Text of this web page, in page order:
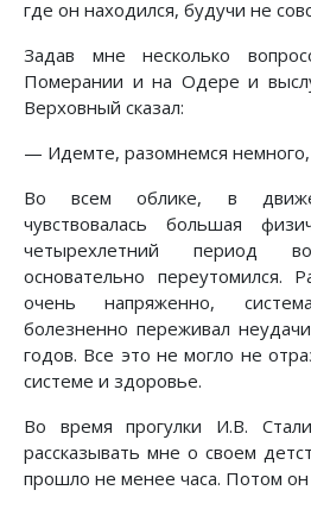
где он находился, будучи не
Задав мне несколько
Померании и на Одере и
Верховный сказал:
— Идемте, разомнемся немного,
Во всем облике, в
чувствовалась большая
четырехлетний период
основательно переутомился.
очень напряженно,
болезненно переживал
годов. Все это не могло не
системе и здоровье.
Во время прогулки И.В.
рассказывать мне о своем
прошло не менее часа. Потом он